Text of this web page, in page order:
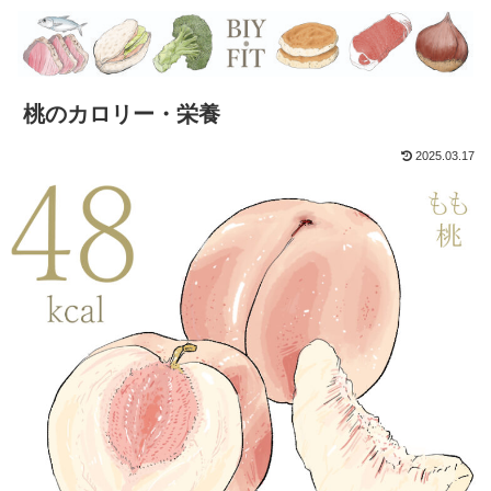
桃のカロリー・栄養
2025.03.17